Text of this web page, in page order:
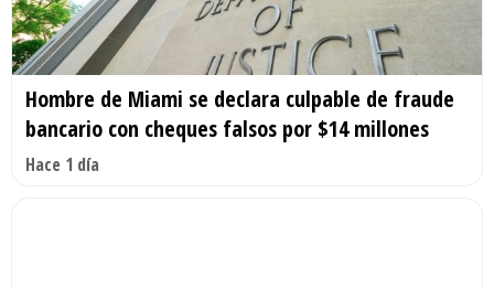
Hombre de Miami se declara culpable de fraude
bancario con cheques falsos por $14 millones
Hace 1 día